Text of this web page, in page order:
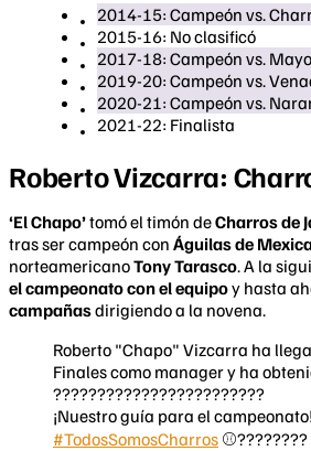
2014-15: Campeón vs.
2015-16: No clasificó
2017-18: Campeón vs.
2019-20: Campeón vs.
2020-21: Campeón vs.
2021-22: Finalista
Roberto Vizcarra:
‘El Chapo’tomó el timón deCharros de
tras ser campeón con Águilas de
norteamericanoTony Tarasco. A la
el campeonato con el equipoy hasta
campañasdirigiendo a la novena.
Roberto "Chapo" Vizcarra ha
Finales como manager y ha
????????????????????????
¡Nuestro guía para el
#TodosSomosCharros ⚾️????????